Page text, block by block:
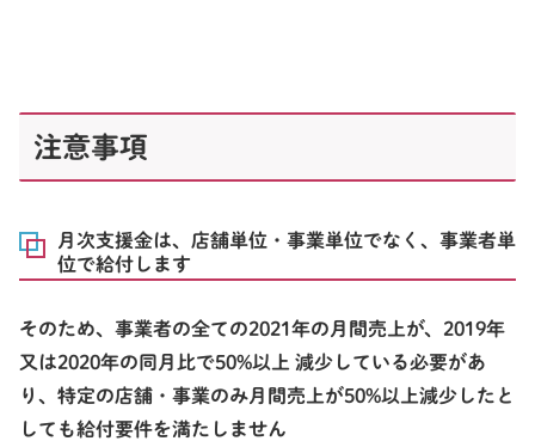
注意事項
月次支援金は、店舗単位・事業単位でなく、事業者単
位で給付します
そのため、事業者の全ての2021年の月間売上が、2019年
又は2020年の同月比で50%以上 減少している必要があ
り、特定の店舗・事業のみ月間売上が50%以上減少したと
しても給付要件を満たしません